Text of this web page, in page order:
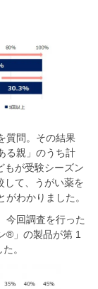
質問。その結果
る親」のうち計
もが受験シーズン
して、うがい薬を
わかりました。
今回調査を行った
®」の製品が第 1
。